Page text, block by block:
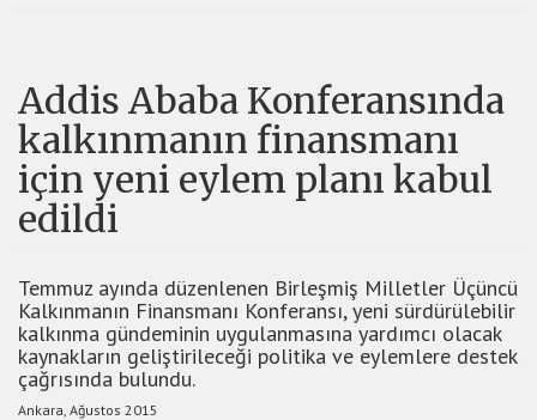
Addis Ababa Konferansında
kalkınmanın finansmanı
için yeni eylem planı kabul
edildi
Temmuz ayında düzenlenen Birleşmiş Milletler Üçüncü
Kalkınmanın Finansmanı Konferansı, yeni sürdürülebilir
kalkınma gündeminin uygulanmasına yardımcı olacak
kaynakların geliştirileceği politika ve eylemlere destek
çağrısında bulundu.
Ankara, Ağustos 2015